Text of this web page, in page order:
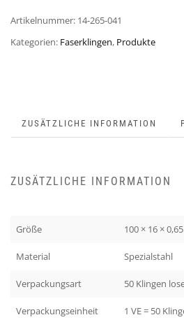
Artikelnummer: 14-265-041
Kategorien: Faserklingen, Produkte
ZUSÄTZLICHE INFORMATION
ZUSÄTZLICHE INFORMATION
Größe 100 × 16 ×
Material Spezialstahl
Verpackungsart 50 Klingen
Verpackungseinheit 1 VE = 50